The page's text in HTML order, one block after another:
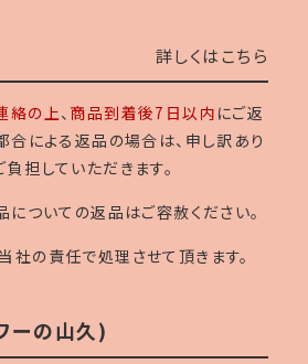
詳しくはこちら
絡の上、 商品到着後7日以内 にご返
合による返品の場合は、申し訳あり
担していただきます。
についての返品はご容赦ください。
の責任で処理させて頂きます。
ーの山久)